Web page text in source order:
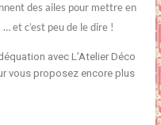
des ailes pour mettre en
et c’est peu de le dire !
avec L’Atelier Déco
vous proposez encore plus